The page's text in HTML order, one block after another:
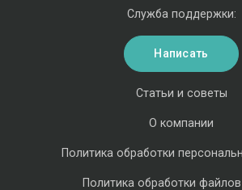
Статьи и советы
О компании
Политика обработки
Политика обработки
Служба поддержки:
Написать